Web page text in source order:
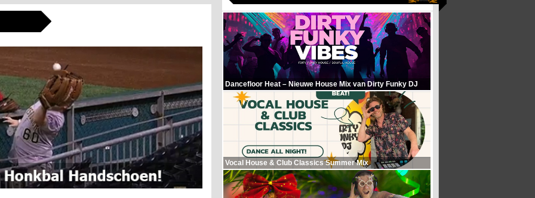
Dancefloor Heat – Nieuwe House Mix van Dirty Funky DJ
Vocal House & Club Classics Summer Mix